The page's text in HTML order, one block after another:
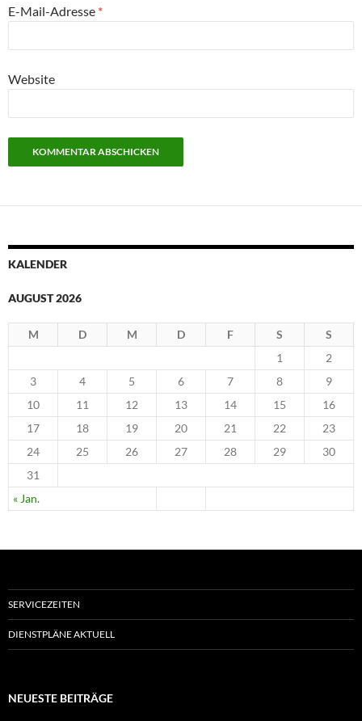
E-Mail-Adresse *
Website
KALENDER
AUGUST 2026
M D M D F S S
« Jan.
1
2
3
4 5 6 7 8
9
10
11 12 13 14 15
16
17
18 19 20 21 22
23
24
25 26 27 28 29
30
31
SERVICEZEITEN
DIENSTPLÄNE AKTUELL
NEUESTE BEITRÄGE